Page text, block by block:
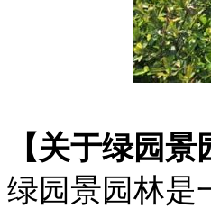
【关于绿园景
绿园景园林是